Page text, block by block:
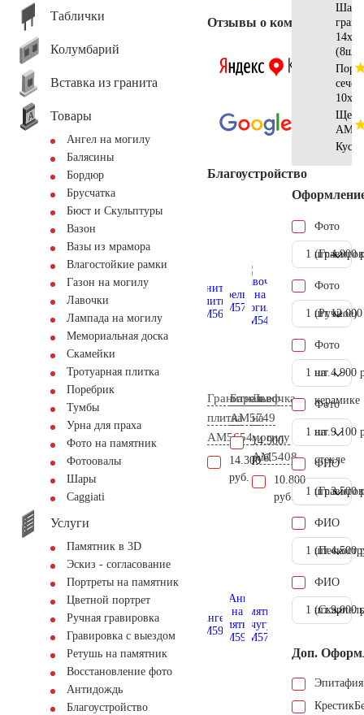
Таблички
Колумбарий
Вставка из гранита
Товары
Ангел на могилу
Балясины
Бордюр
Брусчатка
Бюст и Скульптуры
Вазон
Вазы из мрамора
Влагостойкие рамки
Газон на могилу
Лавочки
Лампада на могилу
Мемориальная доска
Скамейки
Тротуарная плитка
Поребрик
Тумбы
Урна для праха
Фото на памятник
Фотоовалы
Шары
Сaggiati
Услуги
Памятник в 3D
Эскиз - согласование
Портреты на памятник
Цветной портрет
Ручная гравировка
Гравировка с выездом
Ретушь на памятник
Восстановление фото
Антидождь
Благоустройство
Отзывы о компании
Благоустройство
Гранитная
плитка
AM5654
14.300
руб.
Барельеф
AM5749
14.900
руб.
Лавочка
на
могилу
AM5408
10.800
руб.
Шары
(8шт)
10х10
Кусты
Фото
1 шт.4.900
Фото
(Ручное)
1 шт.
Фото
на
керамике
1 шт. 4.900
Фото
на
стекле
1 шт. 9.100
ФИО
1 шт.3.500
ФИО
1 шт.4.500
ФИО
1 шт.9.000
Доп.
Эпитафия
Крестик